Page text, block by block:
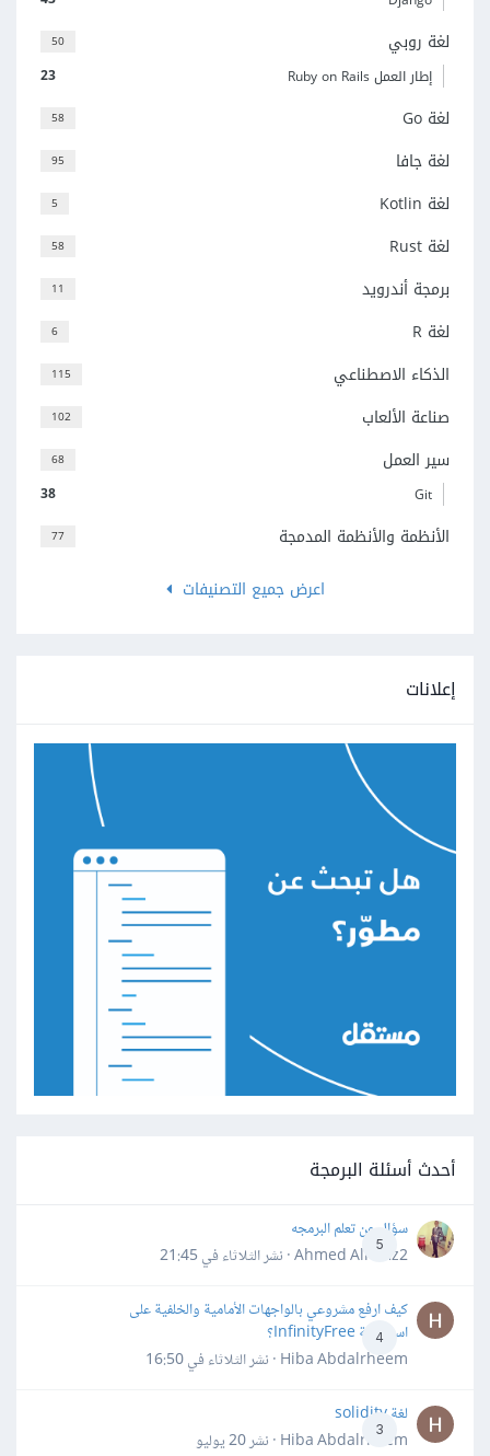
50 لغة روبي
23 إطار العمل Ruby on Rails
58 لغة Go
95 لغة جافا
5 لغة Kotlin
58 لغة Rust
11 برمجة أندرويد
6 لغة R
115 الذكاء الاصطناعي
102 صناعة الألعاب
68 سير العمل
38 Git
77
الأنظمة والأنظمة المدمجة
اعرض جميع التصنيفات
إعلانات
أحدث أسئلة البرمجة
5
سؤال عن تعلم البرمجه
Ahmed Alhafiz2 · نشر
الثلاثاء في 21:45
4
كيف ارفع مشروعي بالواجهات الأمامية والخلفية على
استضافة InfinityFree؟
Hiba Abdalrheem · نشر
الثلاثاء في 16:50
3
لغة solidity
Hiba Abdalrheem · نشر
20 يوليو